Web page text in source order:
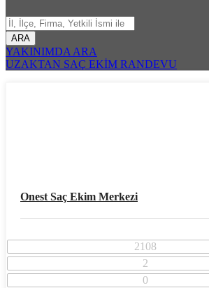
ARA
YAKINIMDA ARA
UZAKTAN SAÇ EKİM RANDEVU
Onest Saç Ekim Merkezi
2108
2
0